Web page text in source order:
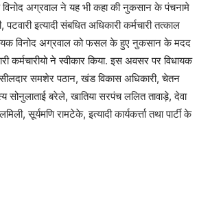
विनोद अग्रवाल ने यह भी कहा की नुकसान के पंचनामे
इत्यादी संबधित अधिकारी कर्मचारी तत्काल
विनोद अग्रवाल को फसल के हुए नुकसान के मदद
कर्मचारीयो ने स्वीकार किया. इस अवसर पर विधायक
समशेर पठान, खंड विकास अधिकारी, चेतन
बरेले, खातिया सरपंच ललित तावाड़े, देवा
सूर्यमणि रामटेके, इत्यादी कार्यकर्त्ता तथा पार्टी के